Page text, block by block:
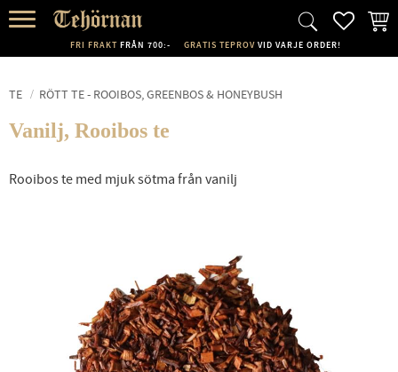
FRI FRAKT FRÅN 700:- GRATIS TEPROV VID VARJE ORDER!
TE RÖTT TE - ROOIBOS, GREENBOS & HONEYBUSH
Vanilj, Rooibos te
Rooibos te med mjuk sötma från vanilj